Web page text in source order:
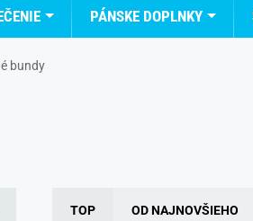
PÁNSKE DOPLNKY
bundy
TOP OD NAJNOVŠIEHO